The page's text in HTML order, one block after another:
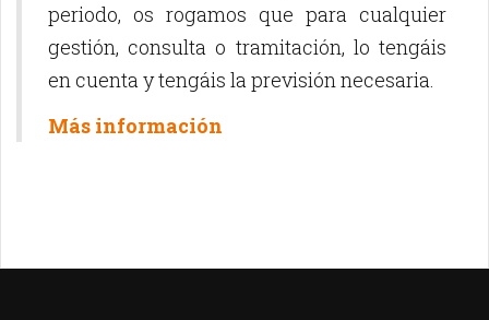
periodo, os rogamos que para cualquier
gestión, consulta o tramitación, lo tengáis
en cuenta y tengáis la previsión necesaria.
Más información